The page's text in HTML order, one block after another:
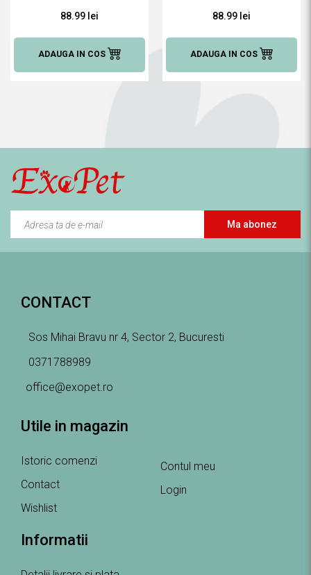
88.99 lei
ADAUGA IN COS
88.99 lei
ADAUGA IN COS
Ma abonez
CONTACT
Sos Mihai Bravu nr 4, Sector 2, Bucuresti
0371788989
office@exopet.ro
Utile in magazin
Istoric comenzi
Contact
Wishlist
Contul meu
Login
Informatii